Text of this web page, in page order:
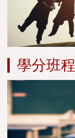
學分班程